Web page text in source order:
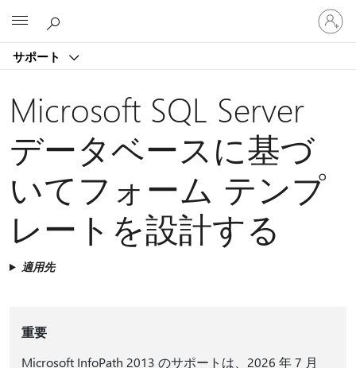
サポート
ア
カ
ウ
ン
ン
す
Microsoft SQL Server
データベースに基づ
いてフォーム テンプ
レートを設計する
適用先
重要
Microsoft InfoPath 2013 のサポートは、2026 年 7 月